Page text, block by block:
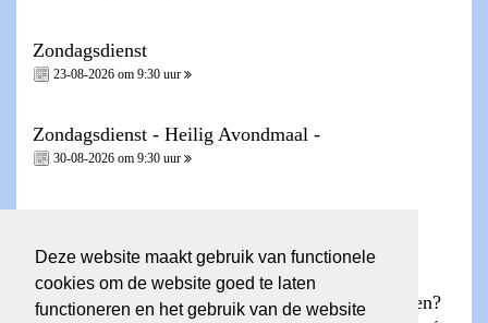
Deze website maakt gebruik van functionele
cookies om de website goed te laten
functioneren en het gebruik van de website
Zondagsdienst
23-08-2026 om 9:30 uur
Zondagsdienst - Heilig Avondmaal -
30-08-2026 om 9:30 uur
Wilt u een account voor de ledenpagina aanvragen?